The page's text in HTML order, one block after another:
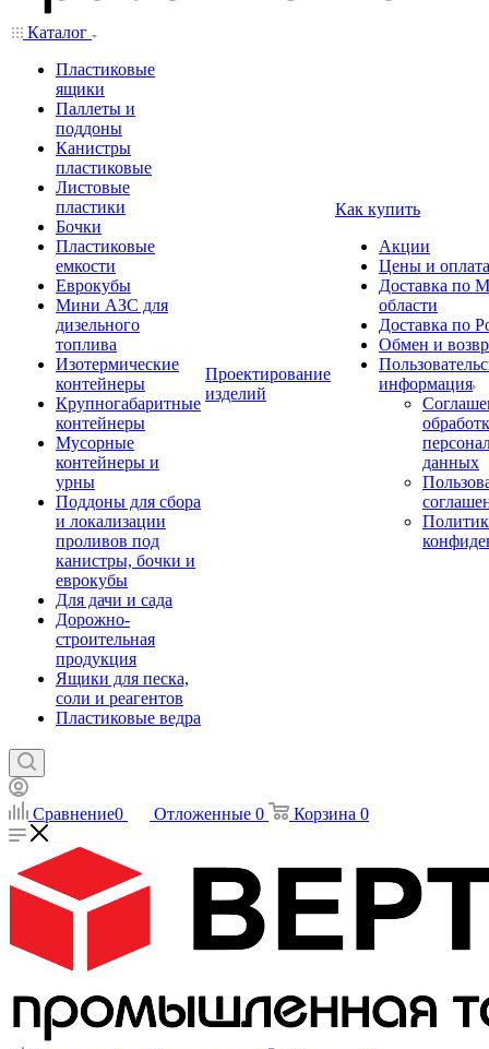
Каталог
Пластиковые
ящики
Паллеты и
поддоны
Канистры
пластиковые
Листовые
пластики
Бочки
Пластиковые
емкости
Еврокубы
Мини АЗС для
дизельного
топлива
Изотермические
контейнеры
Крупногабаритные
контейнеры
Мусорные
контейнеры и
урны
Поддоны для сбора
и локализации
проливов под
канистры, бочки и
еврокубы
Для дачи и сада
Дорожно-
строительная
продукция
Ящики для песка,
соли и реагентов
Пластиковые ведра
Проектирование
изделий
Как купить
Акции
Цены и оплата
Доставка по
области
Доставка по
Обмен и
информация
данных
Сравнение0 Отложенные 0 Корзина 0